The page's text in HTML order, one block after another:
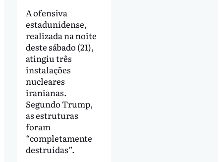
A ofensiva
estadunidense,
realizada na noite
deste sábado (21),
atingiu três
instalações
nucleares
iranianas.
Segundo Trump,
as estruturas
foram
“completamente
destruídas”.